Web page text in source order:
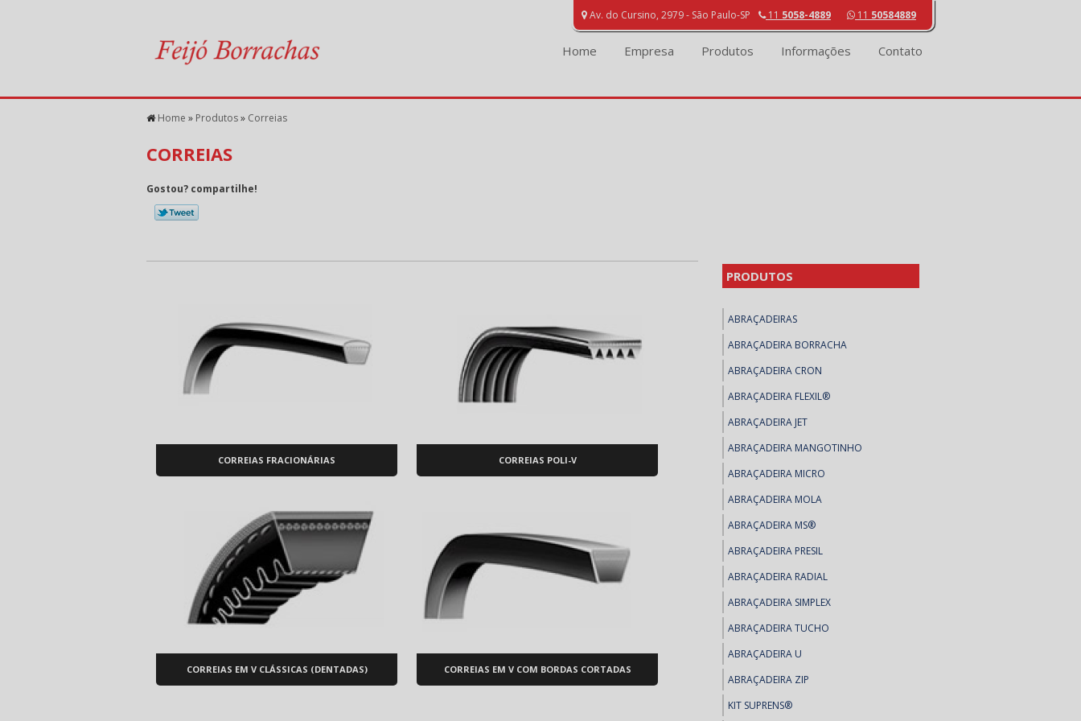
Av. do Cursino, 2979 - São Paulo-SP 11 50584889
11 5058-4889
Home Empresa Produtos Informações Contato
Home » Produtos» Correias
CORREIAS
Gostou? compartilhe!
CORREIAS FRACIONÁRIAS CORREIAS POLI-V
CORREIAS EM V CLÁSSICAS (DENTADAS) CORREIAS EM V COM BORDAS CORTADAS
PRODUTOS
ABRAÇADEIRAS
ABRAÇADEIRA BORRACHA
ABRAÇADEIRA CRON
ABRAÇADEIRA FLEXIL®
ABRAÇADEIRA JET
ABRAÇADEIRA MANGOTINHO
ABRAÇADEIRA MICRO
ABRAÇADEIRA MOLA
ABRAÇADEIRA MS®
ABRAÇADEIRA PRESIL
ABRAÇADEIRA RADIAL
ABRAÇADEIRA SIMPLEX
ABRAÇADEIRA TUCHO
ABRAÇADEIRA U
ABRAÇADEIRA ZIP
KIT SUPRENS®